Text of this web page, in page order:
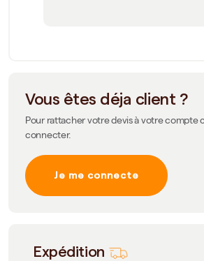
Vous êtes déja client ?
Pour rattacher votre devis à votre compte
connecter.
Je me connecte
Expédition